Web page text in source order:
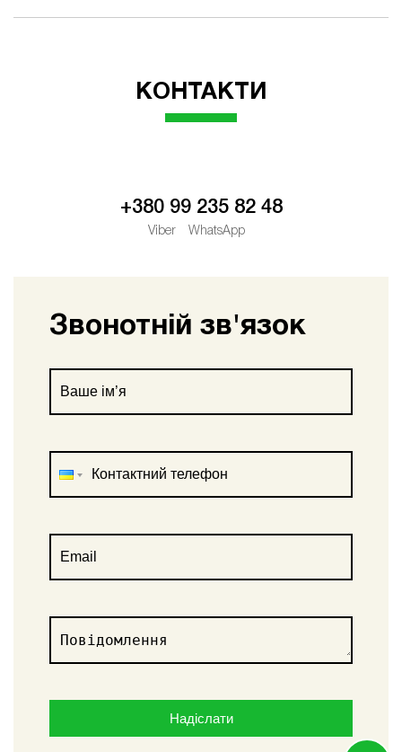
КОНТАКТИ
+380 99 235 82 48
Viber WhatsApp
Звонотній зв'язок
Надіслати